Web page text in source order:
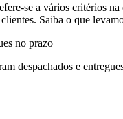
se a vários critérios
Saiba o que
no prazo
despachados e